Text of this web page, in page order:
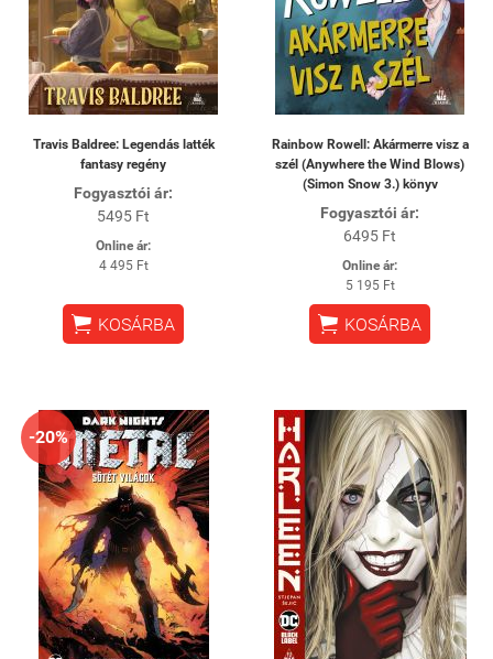
Travis Baldree: Legendás latték
fantasy regény
Fogyasztói ár:
5495 Ft
Online ár:
4 495 Ft
 KOSÁRBA
Rainbow Rowell: Akármerre visz a
szél (Anywhere the Wind Blows)
(Simon Snow 3.) könyv
Fogyasztói ár:
6495 Ft
Online ár:
5 195 Ft
 KOSÁRBA
-20%